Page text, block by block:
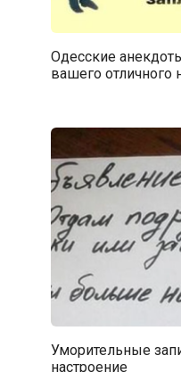
Одесские
вашего отличного
Уморительные
настроение